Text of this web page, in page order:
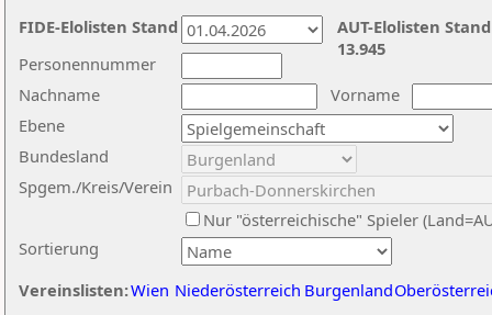
Nachname
Vorname
Ebene
Sortierung
Personennummer
Bundesland
Spgem./Kreis/Verein
Nur "österreichische" Spieler
Vereinslisten:Wien Niederösterreich Burgenland
AUT-Elolisten
13.945
FIDE-Elolisten Stand